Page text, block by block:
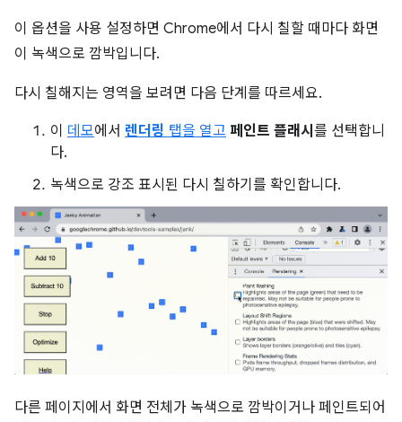
이 옵션을 사용 설정하면 Chrome에서 다시 칠할 때마다 화면
이 녹색으로 깜박입니다.
다시 칠해지는 영역을 보려면 다음 단계를 따르세요.
이 데모에서 렌더링 탭을 열고 페인트 플래시 를 선택합니
다.
녹색으로 강조 표시된 다시 칠하기를 확인합니다.
다른 페이지에서 화면 전체가 녹색으로 깜박이거나 페인트되어